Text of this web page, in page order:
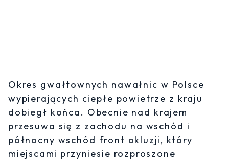
Okres gwałtownych nawałnic w Polsce
wypierających ciepłe powietrze z kraju
dobiegł końca. Obecnie nad krajem
przesuwa się z zachodu na wschód i
północny wschód front okluzji, który
miejscami przyniesie rozproszone